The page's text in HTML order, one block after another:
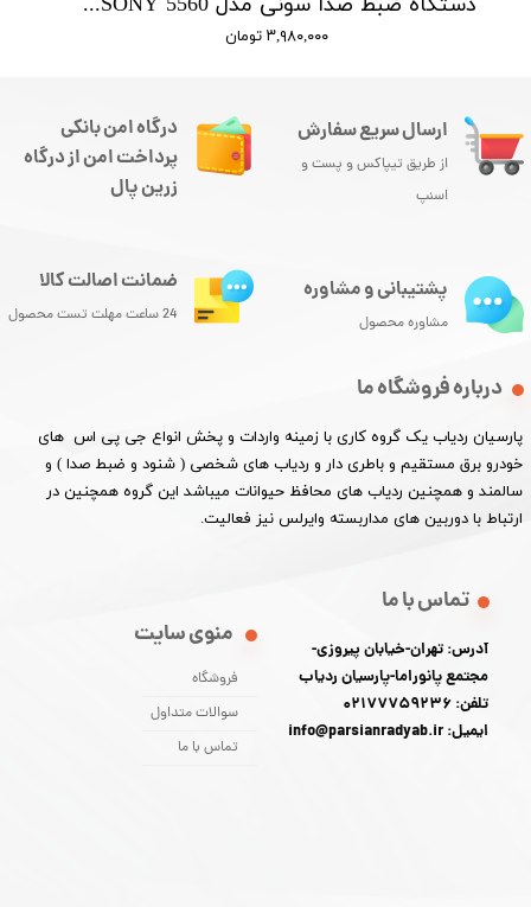
۳,۹۸۰,۰۰۰ تومان
ارسال سریع سفارش
از طریق تیپاکس و پست و
اسنپ
درباره فروشگاه ما
پارسیان ردیاب یک گروه کاری با زمینه واردات و پخش انواع جی پی اس های
خودرو برق مستقیم و باطری دار و ردیاب های شخصی ( شنود و ضبط صدا ) و
سالمند و همچنین ردیاب های محافظ حیوانات میباشد این گروه همچنین در
ارتباط با دوربین های مداربسته وایرلس نیز فعالیت.​​​​​​​
منوی سایت
فروشگاه
سوالات متداول
تماس با ما
تماس با ما
آدرس: تهران-خیابان پیروزی-
مجتمع پانوراما-پارسیان ردیاب
تلفن: 02177759236
ایمیل: info@parsianradyab.ir
درگاه امن بانکی
پرداخت امن از درگاه
زرین پال
پشتیبانی و مشاوره
مشاوره محصول
ضمانت اصالت کالا
24 ساعت مهلت تست محصول